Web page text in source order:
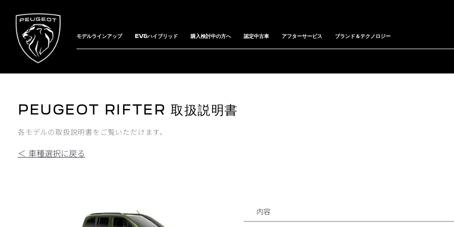
モデルラインアップ EV&ハイブリッド 購入検討中の方へ 認定中古車 アフターサービス ブランド＆テクノロジー
PEUGEOT RIFTER 取扱説明書
各モデルの取扱説明書をご覧いただけます。
＜ 車種選択に戻る
内容